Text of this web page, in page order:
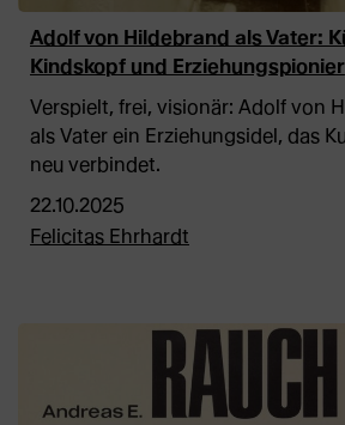
Adolf von Hildebrand als Vater:
Kindskopf und Erziehungspionier
Verspielt, frei, visionär: Adolf von
als Vater ein Erziehungsidel, das
neu verbindet.
22.10.2025
Felicitas Ehrhardt